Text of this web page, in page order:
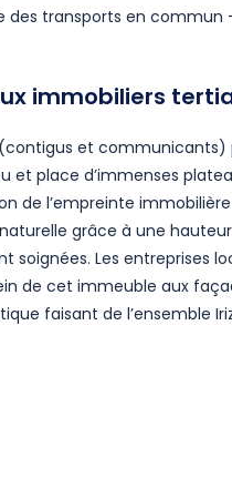
transports en commun
immobiliers
et
et place d’immenses
de l’empreinte
grâce à une
Les entreprises
de cet immeuble aux
faisant de l’ensemble